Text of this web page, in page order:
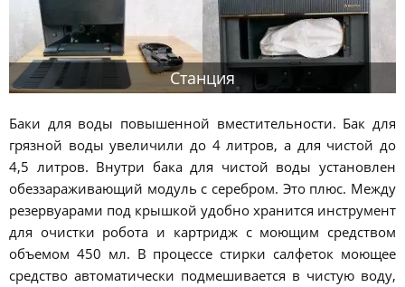
Станция
Баки для воды повышенной вместительности. Бак для
грязной воды увеличили до 4 литров, а для чистой до
4,5 литров. Внутри бака для чистой воды установлен
обеззараживающий модуль с серебром. Это плюс. Между
резервуарами под крышкой удобно хранится инструмент
для очистки робота и картридж с моющим средством
объемом 450 мл. В процессе стирки салфеток моющее
средство автоматически подмешивается в чистую воду,